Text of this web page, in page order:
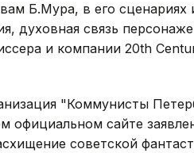
Б.Мура, в его сценариях
духовная связь
и компании 20th
"Коммунисты
официальном сайте
советской